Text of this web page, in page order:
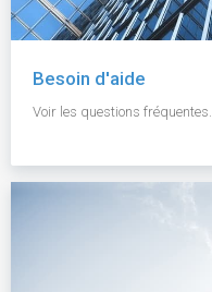
Besoin d'aide
Voir les questions fréquentes.